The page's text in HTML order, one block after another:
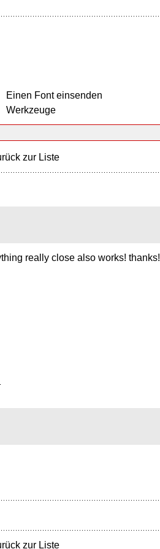
Einen Font einsenden
Werkzeuge
zur Liste
really close also works! thanks!
zur Liste